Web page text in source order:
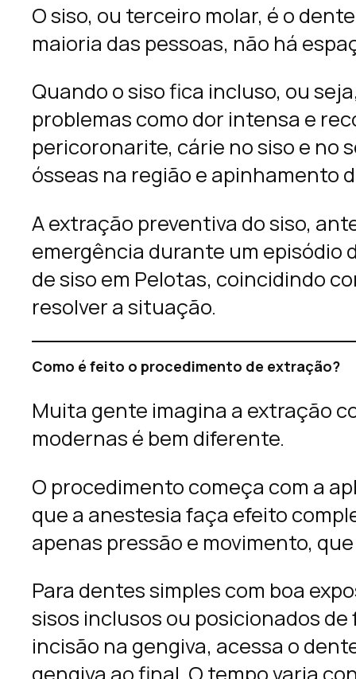
O siso, ou terceiro molar, é o
maioria das pessoas, não há
Quando o siso fica incluso, ou
problemas como dor intensa e
pericoronarite, cárie no siso e no
ósseas na região e apinhamento
A extração preventiva do siso,
emergência durante um episódio
de siso em Pelotas, coincidindo
resolver a situação.
Como é feito o procedimento de extração?
Muita gente imagina a extração
modernas é bem diferente.
O procedimento começa com a
que a anestesia faça efeito
apenas pressão e movimento,
Para dentes simples com boa
sisos inclusos ou posicionados
incisão na gengiva, acessa o